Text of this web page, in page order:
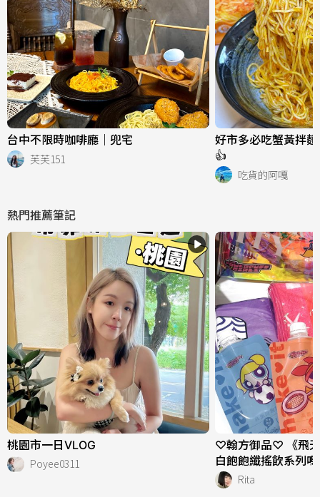
台中不限時咖啡廳｜兜宅
芙芙151
好市多必吃蟹黃拌
👍
吃貨的阿嘎
熱門推薦筆記
桃園市一日VLOG
Poyee0311
♡翰方御品♡ 《飛
白飽飽纖搖飲系列
Rita